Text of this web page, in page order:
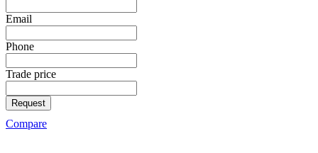
Email
Phone
Trade price
Request
Compare